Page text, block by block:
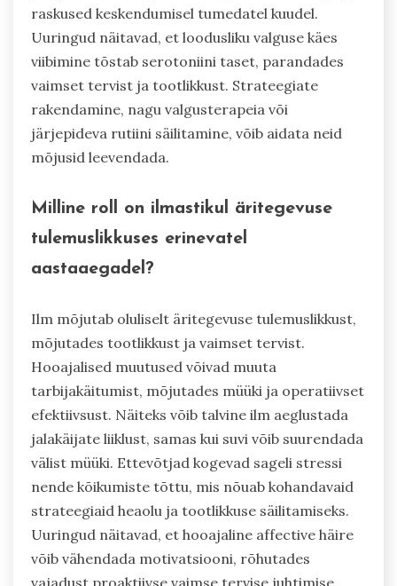
raskused keskendumisel tumedatel kuudel.
Uuringud näitavad, et loodusliku valguse käes
viibimine tõstab serotoniini taset, parandades
vaimset tervist ja tootlikkust. Strateegiate
rakendamine, nagu valgusterapeia või
järjepideva rutiini säilitamine, võib aidata neid
mõjusid leevendada.
Milline roll on ilmastikul äritegevuse
tulemuslikkuses erinevatel
aastaaegadel?
Ilm mõjutab oluliselt äritegevuse tulemuslikkust,
mõjutades tootlikkust ja vaimset tervist.
Hooajalised muutused võivad muuta
tarbijakäitumist, mõjutades müüki ja operatiivset
efektiivsust. Näiteks võib talvine ilm aeglustada
jalakäijate liiklust, samas kui suvi võib suurendada
välist müüki. Ettevõtjad kogevad sageli stressi
nende kõikumiste tõttu, mis nõuab kohandavaid
strateegiaid heaolu ja tootlikkuse säilitamiseks.
Uuringud näitavad, et hooajaline affective häire
võib vähendada motivatsiooni, rõhutades